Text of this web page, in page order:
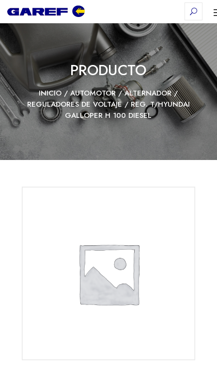
PRODUCTO
INICIO/AUTOMOTOR/ALTERNADOR/
REGULADORES DE VOLTAJE/ REG. T/HYUNDAI
GALLOPER H 100 DIESEL